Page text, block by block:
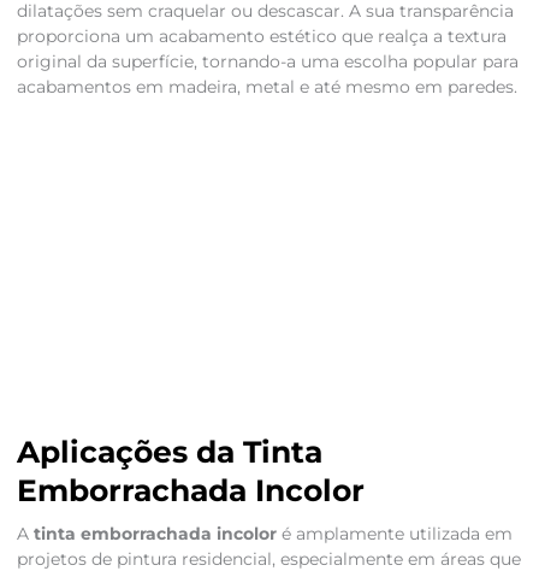
dilatações sem craquelar ou descascar. A sua transparência
proporciona um acabamento estético que realça a textura
original da superfície, tornando-a uma escolha popular para
acabamentos em madeira, metal e até mesmo em paredes.
Aplicações da Tinta
Emborrachada Incolor
A tinta emborrachada incoloré amplamente utilizada em
projetos de pintura residencial, especialmente em áreas que